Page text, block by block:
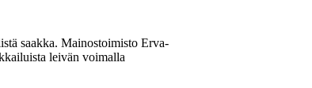
saakka. Mainostoimisto Erva-
leivän voimalla